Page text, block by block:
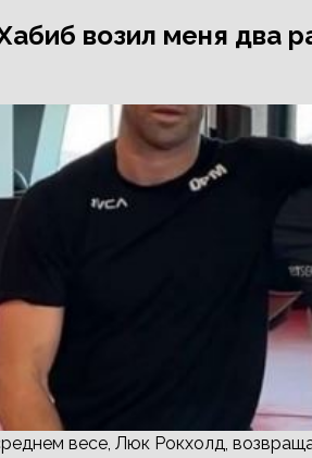
возил меня два
весе, Люк Рокхолд,